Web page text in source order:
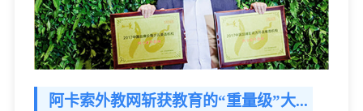
阿卡索外教网斩获教育的“重量级”大...